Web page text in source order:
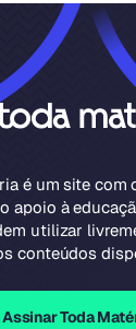
é um site com
apoio à
utilizar
conteúdos
Assinar Toda